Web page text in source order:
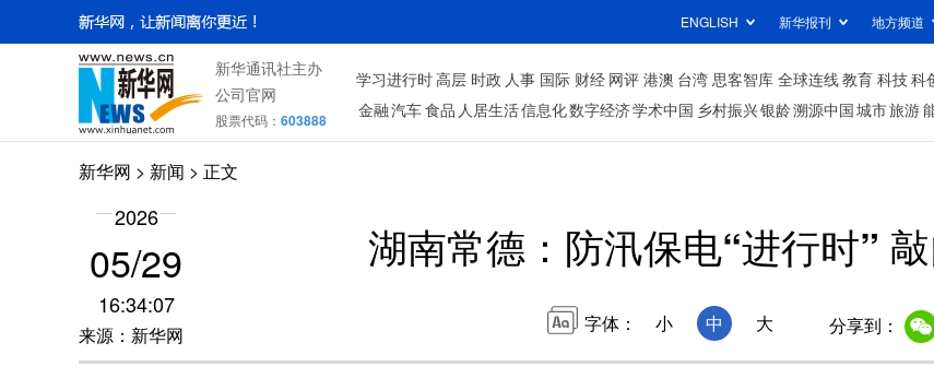
ENGLISH 新华报刊 地方频道
新华通讯社主办
公司官网
股票代码： 603888
学习进行时高层 时政 人事 国际 财经 网评 港澳 台湾 思客智库 全球连线教育 科技科
金融汽车食品 人居生活信息化数字经济学术中国 乡村振兴银龄溯源中国城市旅游
新华网 > 新闻 > 正文
2026
05/29
16:34:07
来源：新华网
湖南常德：防汛保电“进行时”
字体： 小 中 大 分享到：